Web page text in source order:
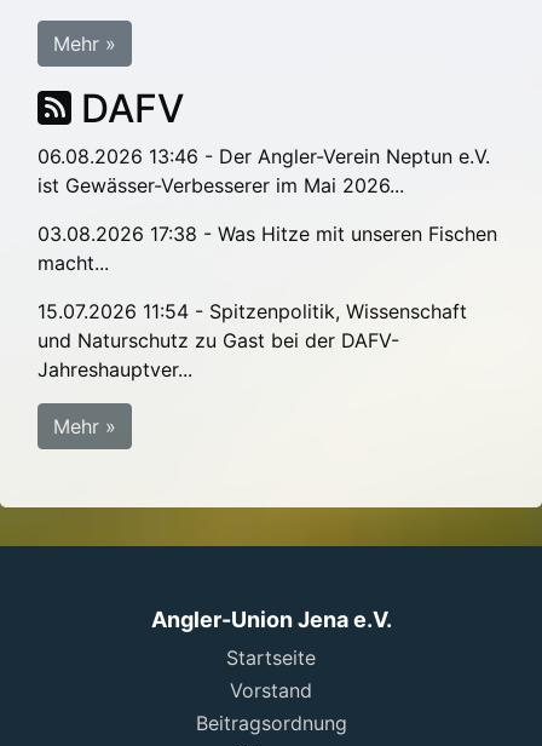
Mehr »
DAFV
06.08.2026 13:46 - Der Angler-Verein Neptun e.V.
ist Gewässer-Verbesserer im Mai 2026...
03.08.2026 17:38 - Was Hitze mit unseren Fischen
macht...
15.07.2026 11:54 - Spitzenpolitik, Wissenschaft
und Naturschutz zu Gast bei der DAFV-
Jahreshauptver...
Mehr »
Angler-Union Jena e.V.
Startseite
Vorstand
Beitragsordnung